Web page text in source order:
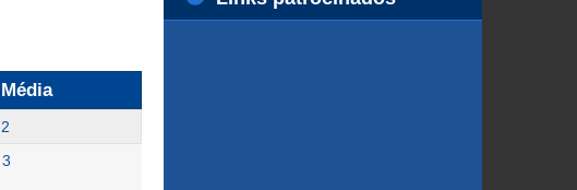
Média
2
3